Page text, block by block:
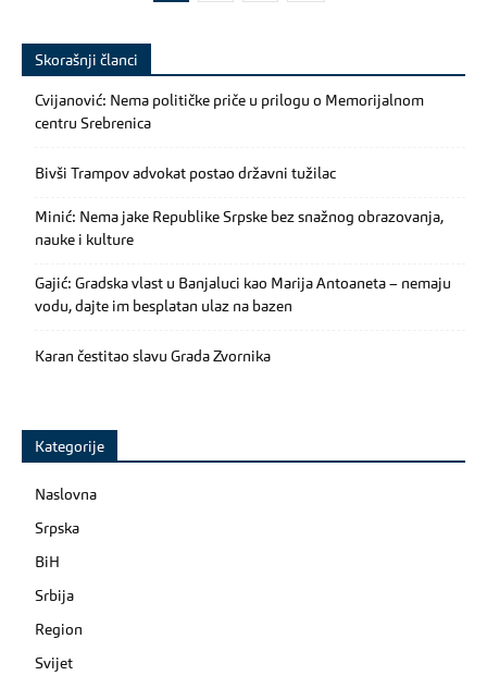
Skorašnji članci
Cvijanović: Nema političke priče u prilogu o Memorijalnom
centru Srebrenica
Bivši Trampov advokat postao državni tužilac
Minić: Nema jake Republike Srpske bez snažnog obrazovanja,
nauke i kulture
Gajić: Gradska vlast u Banjaluci kao Marija Antoaneta – nemaju
vodu, dajte im besplatan ulaz na bazen
Karan čestitao slavu Grada Zvornika
Kategorije
Naslovna
Srpska
BiH
Srbija
Region
Svijet